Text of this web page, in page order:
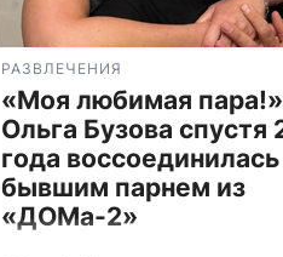
РАЗВЛЕЧЕНИЯ
«Моя любимая
Ольга Бузова спустя
года
бывшим парнем из
«ДОМа-2»